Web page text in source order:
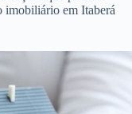
imobiliário em Itaberá